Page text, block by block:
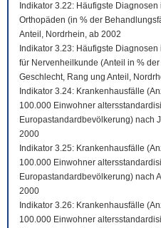
Indikator 3.22: Häufigste
Orthopäden (in % der
Anteil, Nordrhein, ab 2002
Indikator 3.23: Häufigste
für Nervenheilkunde (Anteil in %
Geschlecht, Rang ung Anteil,
Indikator 3.24: Krankenhausfälle
100.000 Einwohner
Europastandardbevölkerung) nach
2000
Indikator 3.25: Krankenhausfälle
100.000 Einwohner
Europastandardbevölkerung) nach
2000
Indikator 3.26: Krankenhausfälle
100.000 Einwohner